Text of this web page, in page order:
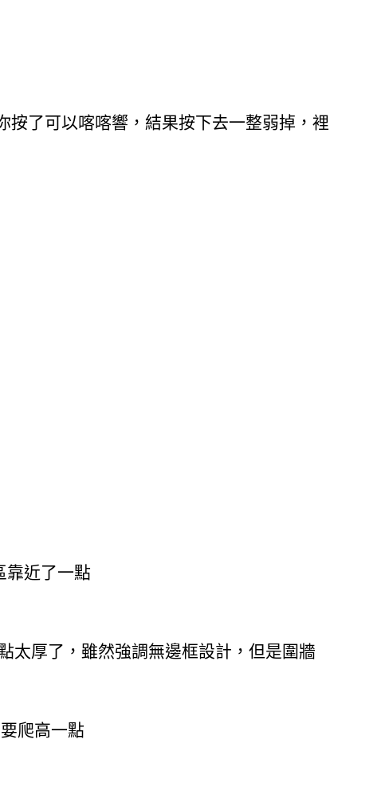
按了可以喀喀響，結果按下去一整弱掉，裡
靠近了一點
太厚了，雖然強調無邊框設計，但是圍牆
爬高一點